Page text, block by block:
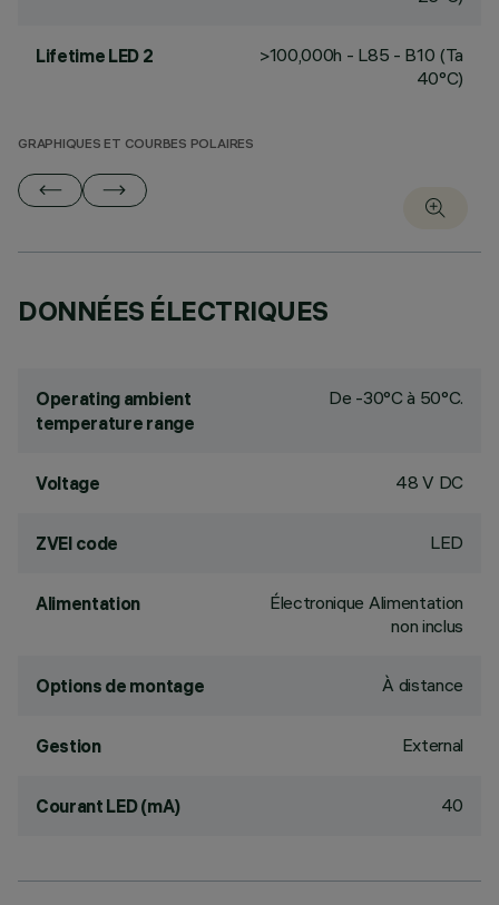
Lifetime LED 2
>100,000h - L85 - B10 (Ta
40°C)
GRAPHIQUES ET COURBES POLAIRES
DONNÉES ÉLECTRIQUES
Operating ambient
temperature range
De -30°C à 50°C.
Voltage 48 V DC
ZVEI code LED
Alimentation
Électronique Alimentation
non inclus
Options de montage À distance
Gestion External
Courant LED (mA) 40